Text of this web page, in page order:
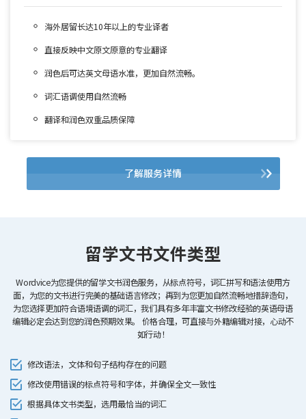
海外居留长达10年以上的专业译者
直接反映中文原文原意的专业翻译
润色后可达英文母语水准，更加自然流畅。
词汇语调使用自然流畅
翻译和润色双重品质保障
了解服务详情
留学文书文件类型
Wordvice为您提供的留学文书润色服务，从标点符号，词汇拼写和语法使用方
面，为您的文书进行完美的基础语言修改；再到为您更加自然流畅地措辞造句，
为您选择更加符合语境语调的词汇，我们具有多年丰富文书修改经验的英语母语
编辑必定会达到您的润色预期效果。
价格合理，可直接与外籍编辑对接，心动不
如行动！
修改语法，文体和句子结构存在的问题
修改使用错误的标点符号和字体，并确保全文一致性
根据具体文书类型，选用最恰当的词汇